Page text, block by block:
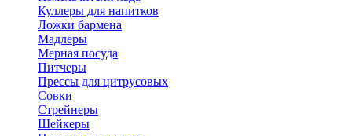
Куллеры для напитков
Ложки бармена
Мадлеры
Мерная посуда
Питчеры
Прессы для цитрусовых
Совки
Стрейнеры
Шейкеры